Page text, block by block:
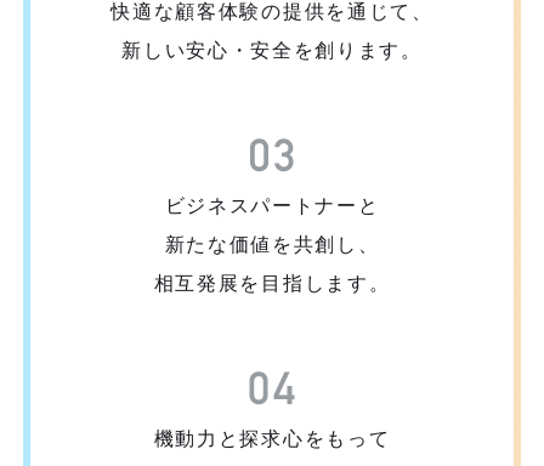
快適な顧客体験の提供を通じて、
新しい安心・安全を創ります。
ビジネスパートナーと
新たな価値を共創し、
相互発展を目指します。
機動力と探求心をもって